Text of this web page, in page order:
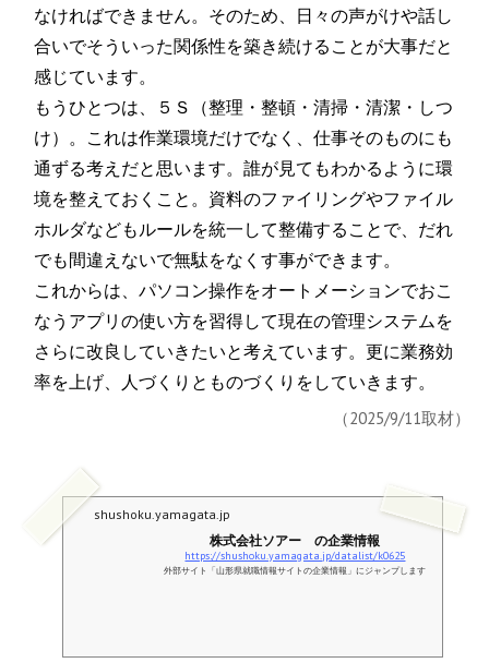
なければできません。そのため、日々の声がけや話し
合いでそういった関係性を築き続けることが大事だと
感じています。
もうひとつは、５Ｓ（整理・整頓・清掃・清潔・しつ
け）。これは作業環境だけでなく、仕事そのものにも
通ずる考えだと思います。誰が見てもわかるように環
境を整えておくこと。資料のファイリングやファイル
ホルダなどもルールを統一して整備することで、だれ
でも間違えないで無駄をなくす事ができます。
これからは、パソコン操作をオートメーションでおこ
なうアプリの使い方を習得して現在の管理システムを
さらに改良していきたいと考えています。更に業務効
率を上げ、人づくりとものづくりをしていきます。
（2025/9/11取材）
shushoku.yamagata.jp
株式会社ソアー の企業情報
https://shushoku.yamagata.jp/datalist/k0625
外部サイト「山形県就職情報サイトの企業情報」にジャンプします